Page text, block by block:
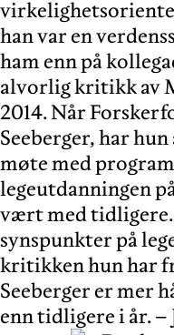
han var en
ham enn på
alvorlig kritikk av
2014. Når
Seeberger, har
møte med
legeutdanningen
vært med tidligere.
synspunkter på
kritikken hun har
Seeberger er mer
enn tidligere i år.–